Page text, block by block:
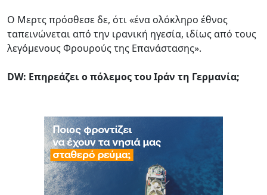
Ο Μερτς πρόσθεσε δε, ότι «ένα ολόκληρο έθνος
ταπεινώνεται από την ιρανική ηγεσία, ιδίως από τους
λεγόμενους Φρουρούς της Επανάστασης».
DW: Επηρεάζει ο πόλεμος του Ιράν τη Γερμανία;